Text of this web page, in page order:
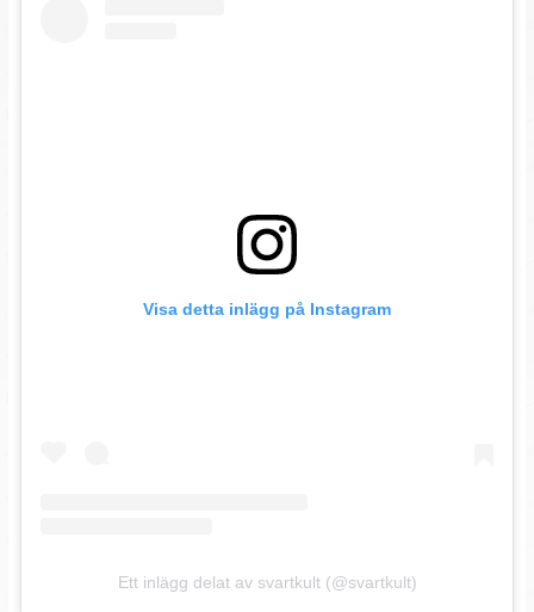
Visa detta inlägg på Instagram
Ett inlägg delat av svartkult (@svartkult)